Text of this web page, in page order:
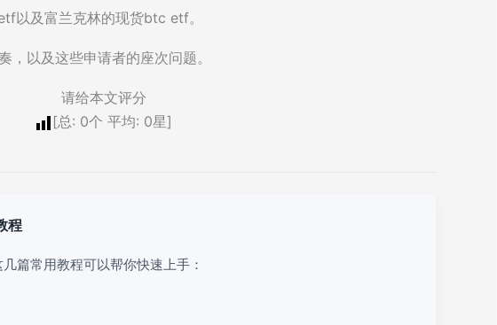
以及富兰克林的现货btc etf。
，以及这些申请者的座次问题。
请给本文评分
[总: 0个 平均: 0星]
程
篇常用教程可以帮你快速上手：